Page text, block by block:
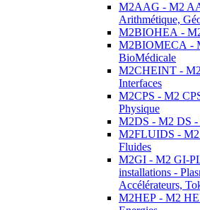
M2AAG - M2
Arithmétique,
M2BIOHEA -
M2BIOMECA -
BioMédicale
M2CHEINT -
Interfaces
M2CPS - M2
Physique
M2DS - M2 DS -
M2FLUIDS - M2
Fluides
M2GI - M2 GI-
installations -
Accélérateurs,
M2HEP - M2